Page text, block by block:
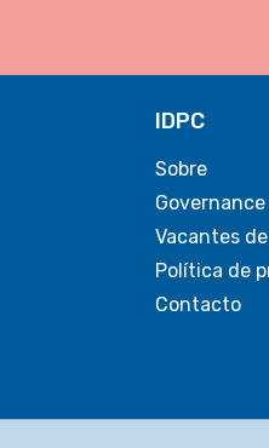
IDPC
Sobre
Governance
Vacantes
Política de
Contacto